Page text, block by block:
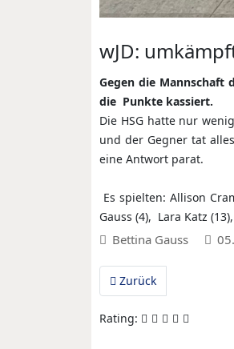
wJD:
Gegen die Mannschaft
die Punkte kassiert.
Die HSG hatte nur
und der Gegner tat
eine Antwort parat.
Es spielten: Allison
Gauss (4), Lara Katz
Bettina Gauss
Vorheriger Beitrag:
Zurück
Rating: